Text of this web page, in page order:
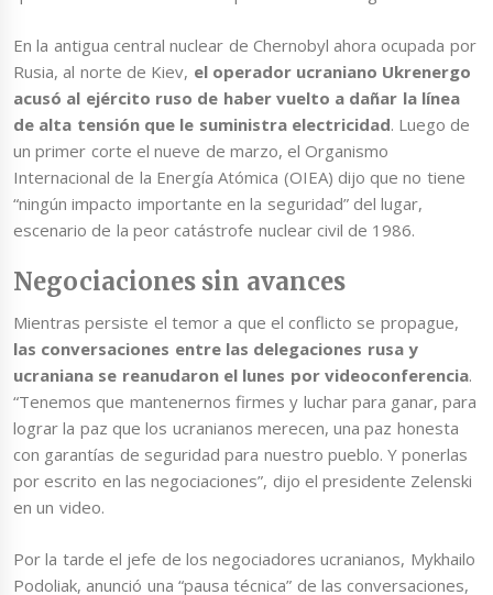
En la antigua central nuclear de Chernobyl ahora ocupada por
Rusia, al norte de Kiev, el operador ucraniano Ukrenergo
acusó al ejército ruso de haber vuelto a dañar la línea
de alta tensión que le suministra electricidad. Luego de
un primer corte el nueve de marzo, el Organismo
Internacional de la Energía Atómica (OIEA) dijo que no tiene
“ningún impacto importante en la seguridad” del lugar,
escenario de la peor catástrofe nuclear civil de 1986.
Negociaciones sin avances
Mientras persiste el temor a que el conflicto se propague,
las conversaciones entre las delegaciones rusa y
ucraniana se reanudaron el lunes por videoconferencia.
“Tenemos que mantenernos firmes y luchar para ganar, para
lograr la paz que los ucranianos merecen, una paz honesta
con garantías de seguridad para nuestro pueblo. Y ponerlas
por escrito en las negociaciones”, dijo el presidente Zelenski
en un video.
Por la tarde el jefe de los negociadores ucranianos, Mykhailo
Podoliak, anunció una “pausa técnica” de las conversaciones,